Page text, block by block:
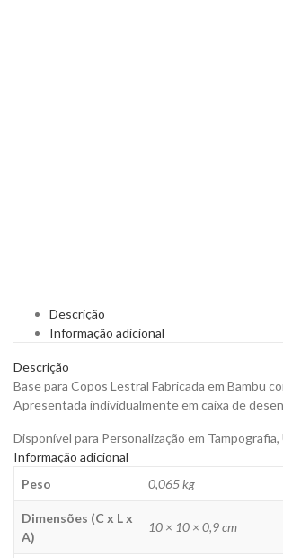
Descrição
Informação adicional
Descrição
Base para Copos Lestral Fabricada em Bambu
Apresentada individualmente em caixa de
Disponível para Personalização em Tampografia,
Informação adicional
Peso
0,065 kg
Dimensões (C x L x
A)
10 × 10 × 0,9 cm